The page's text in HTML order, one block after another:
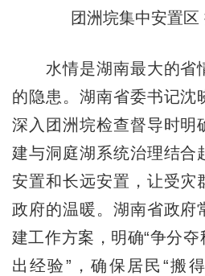
团洲垸集中安置
水情是湖南最大的省
的隐患。湖南省委书记沈
深入团洲垸检查督导时明
建与洞庭湖系统治理结合
安置和长远安置，让受灾
政府的温暖。湖南省政府
建工作方案，明确“争分
出经验”，确保居民“搬